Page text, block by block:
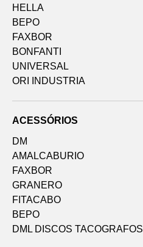
HELLA
BEPO
FAXBOR
BONFANTI
UNIVERSAL
ORI INDUSTRIA
ACESSÓRIOS
DM
AMALCABURIO
FAXBOR
GRANERO
FITACABO
BEPO
DML DISCOS TACOGRAFOS